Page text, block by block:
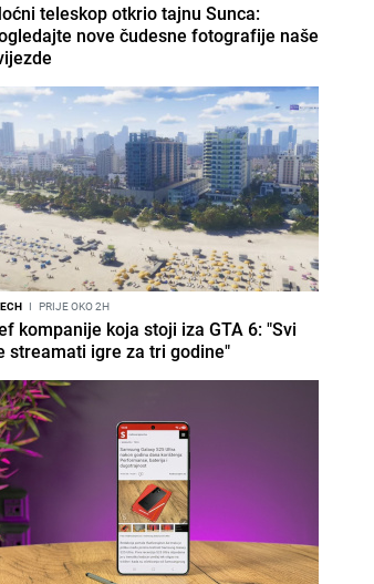
teleskop otkrio tajnu Sunca:
nove čudesne fotografije naše
I PRIJE OKO 2H
kompanije koja stoji iza GTA 6: "Svi
streamati igre za tri godine"